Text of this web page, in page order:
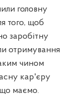
головну
того, щоб
заробітну
отримування
чином
кар'єру
що маємо.